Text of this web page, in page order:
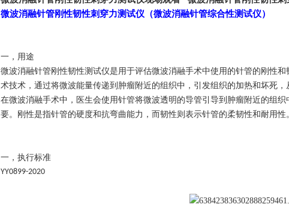
微波消融针管刚性韧性刺穿力测试仪 （微波消融针管综合性测试仪）
一，用途
微波消融针管刚性韧性测试仪是用于评估微波消融手术中使用的针管的刚性
术技术，通过将微波能量传递到肿瘤附近的组织中，引发组织的加热和坏死
在微波消融手术中，医生会使用针管将微波透明的导管引导到肿瘤附近的组
要。刚性是指针管的硬度和抗弯曲能力，而韧性则表示针管的柔韧性和耐用性
一，执行标准
YY0899-2020